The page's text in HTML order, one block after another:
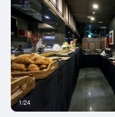
1/24